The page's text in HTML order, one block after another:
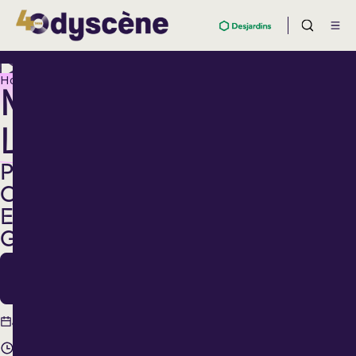
Hommage
MARTIN
LEVAC
PHIL
COLLINS
ET
GENESIS...LIVE
Jeudi